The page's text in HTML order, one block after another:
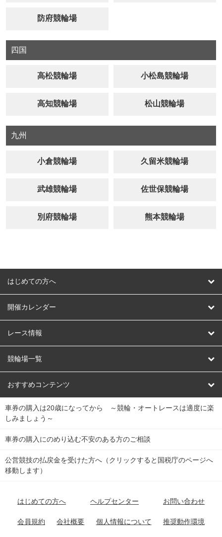
防府競輪場
四国
高松競輪場 小松島競輪場
高知競輪場 松山競輪場
九州
小倉競輪場 久留米競輪場
武雄競輪場 佐世保競輪場
別府競輪場 熊本競輪場
はじめての方へ
はじめての方へ
開催カレンダー
競輪
オートレース
競輪くじ
Dokanto!
チャリロトプラザ
レース情報
レース予想
レース結果
キャリーオーバー一覧
競輪場一覧
北日本 函館競輪場
関
東
弥彦競輪場 前橋競輪場 取手競輪場 宇都宮競輪場
関
東
小田原競輪場
名古屋競輪場 岐阜競輪場 大垣競輪場 豊橋競輪場
富山競輪場 松阪競輪場 四日市競輪場
おすすめコンテンツ
競輪選手情報
Perfecta Navi
netkeirin
車券の購入は20歳になってから ～競輪・オートレースは適度に楽
しみましょう～
車券の購入にのめり込む不安のある方のご相談
公営競技の払戻金を受けた方へ（クリックすると国税庁のページへ
移動します）
はじめての方へ ヘルプセンター お問い合わせ
会員規約 会社概要 個人情報について 推奨動作環境